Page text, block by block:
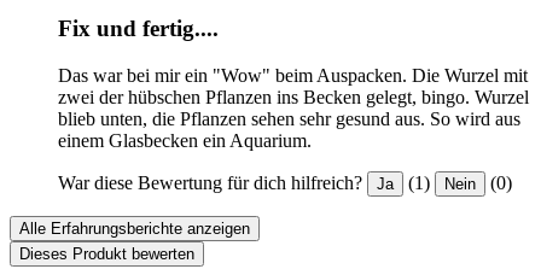
Fix und fertig....
Das war bei mir ein "Wow" beim Auspacken. Die Wurzel mit
zwei der hübschen Pflanzen ins Becken gelegt, bingo. Wurzel
blieb unten, die Pflanzen sehen sehr gesund aus. So wird aus
einem Glasbecken ein Aquarium.
War diese Bewertung für dich hilfreich? Ja (1) Nein (0)
Alle Erfahrungsberichte anzeigen
Dieses Produkt bewerten